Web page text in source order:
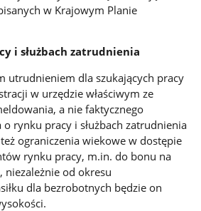
w Krajowym Planie
i służbach zatrudnienia
utrudnieniem dla szukających pracy
w urzędzie właściwym ze
a nie faktycznego
o rynku pracy i służbach zatrudnienia
ograniczenia wiekowe w dostępie
rynku pracy, m.in. do bonu na
niezależnie od okresu
dla bezrobotnych będzie on